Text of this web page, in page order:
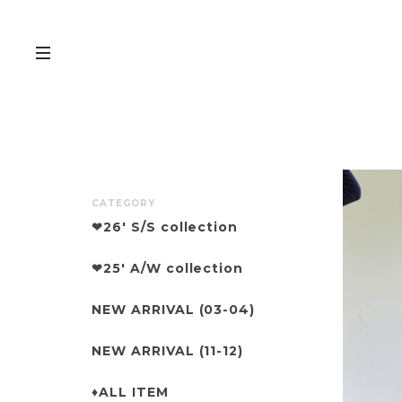
CATEGORY
❤︎26' S/S collection
❤︎25' A/W collection
NEW ARRIVAL (03-04)
NEW ARRIVAL (11-12)
♦︎ALL ITEM